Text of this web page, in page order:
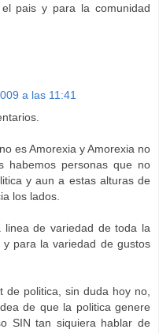
pais y para la comunidad
a las 11:41
es Amorexia y Amorexia no
habemos personas que no
y aun a estas alturas de
los lados.
linea de variedad de toda la
para la variedad de gustos
de politica, sin duda hoy no,
de que la politica genere
SIN tan siquiera hablar de